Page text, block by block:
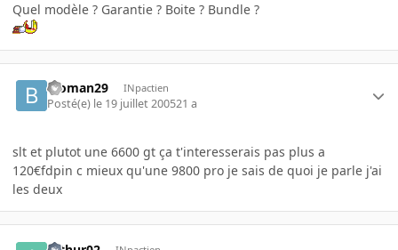
Quel modèle ? Garantie ? Boite ? Bundle ?
bioman29 INpactien
Posté(e) le 19 juillet 200521 a
slt et plutot une 6600 gt ça t'interesserais pas plus a
120€fdpin c mieux qu'une 9800 pro je sais de quoi je parle j'ai
les deux